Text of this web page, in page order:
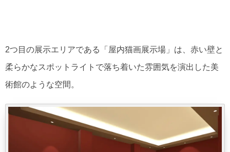
2つ目の展示エリアである「屋内猫画展示場」は、赤い壁と
柔らかなスポットライトで落ち着いた雰囲気を演出した美
術館のような空間。